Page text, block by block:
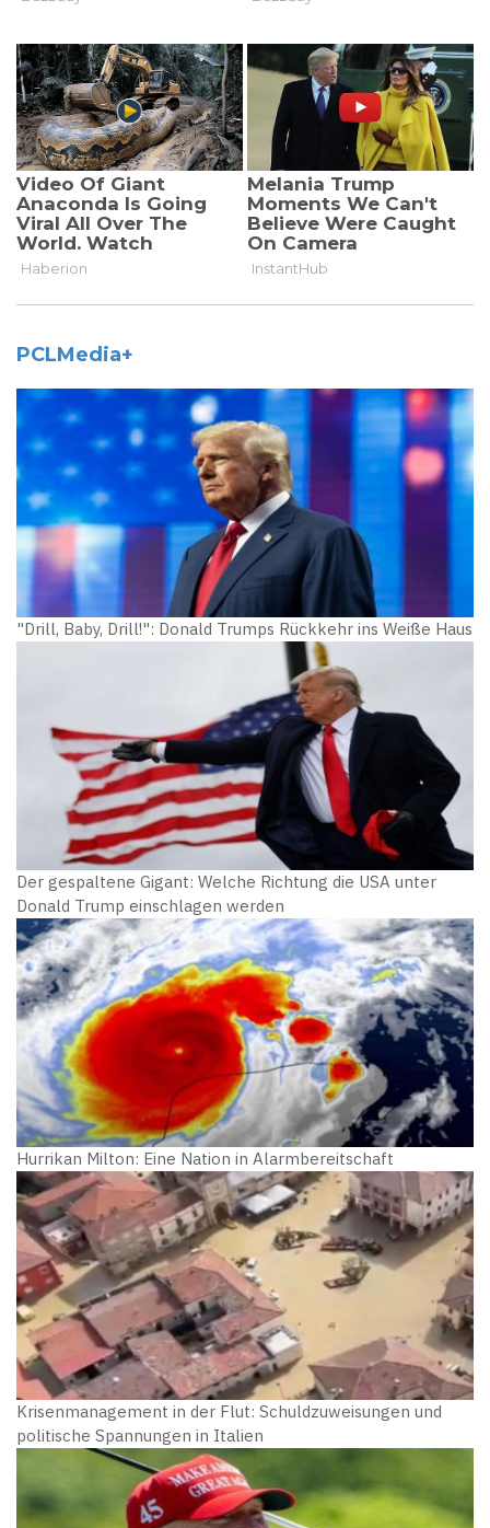
PCLMedia+
"Drill, Baby, Drill!": Donald Trumps Rückkehr ins Weiße Haus
Der gespaltene Gigant: Welche Richtung die USA unter
Donald Trump einschlagen werden
Hurrikan Milton: Eine Nation in Alarmbereitschaft
Krisenmanagement in der Flut: Schuldzuweisungen und
politische Spannungen in Italien